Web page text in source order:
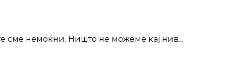
сме немоќни. Ништо не можеме кај нив...